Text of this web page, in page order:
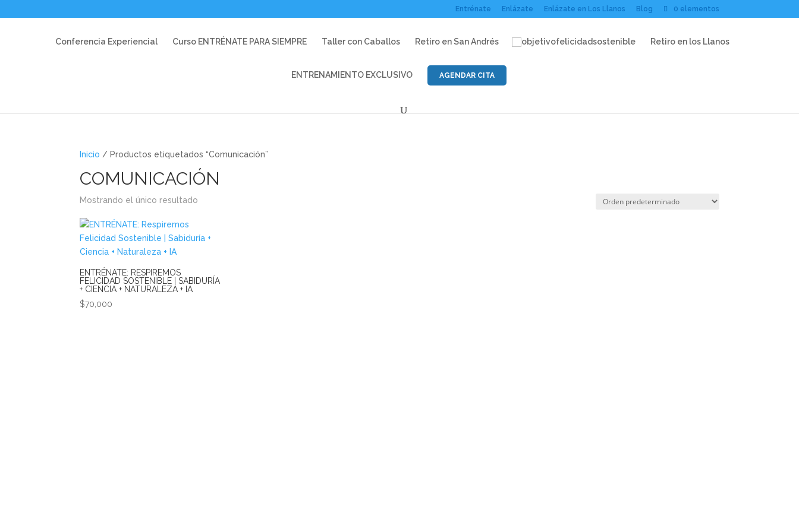
Entrénate Enlázate Enlázate en Los Llanos Blog 0 elementos
Conferencia Experiencial Curso ENTRÉNATE PARA SIEMPRE Taller con Caballos Retiro en San Andrés Retiro en los Llanos
ENTRENAMIENTO EXCLUSIVO AGENDAR CITA
Inicio / Productos etiquetados “Comunicación”
COMUNICACIÓN
Mostrando el único resultado
ENTRÉNATE: RESPIREMOS
FELICIDAD SOSTENIBLE | SABIDURÍA
+ CIENCIA + NATURALEZA + IA
$70,000